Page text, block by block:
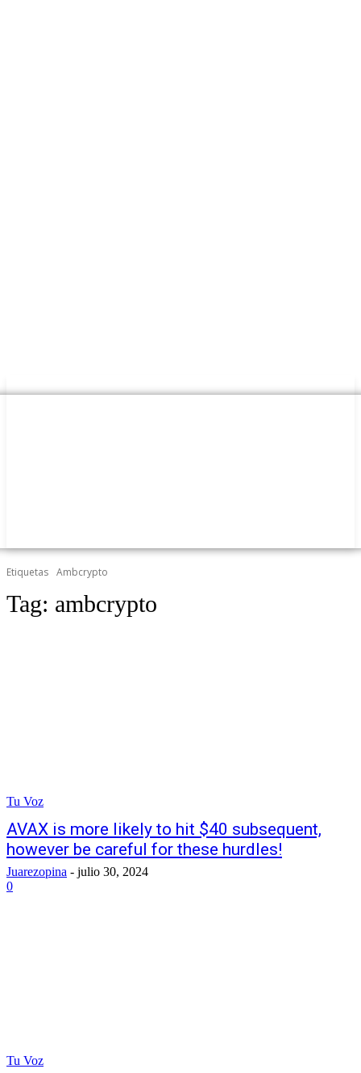
Etiquetas Ambcrypto
Tag: ambcrypto
Tu Voz
AVAX is more likely to hit $40 subsequent,
however be careful for these hurdles!
Juarezopina - julio 30, 2024
0
Tu Voz